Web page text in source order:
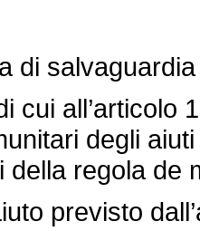
di
all’articolo
degli
della regola de
previsto